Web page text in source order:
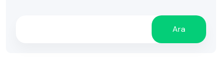
Ara